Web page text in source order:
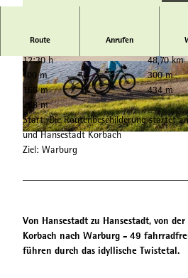
© Touristik Service Bad Arolsen, sabrinity |
© NVV, Dr. Sylvia Schmelzer |CC-BY-SA © NVV,
Route Anrufen
12:30 h
48,70 km
100 m
300 m
166 m
434 m
268 m
Start: Die Routenbeschilderung startet
und Hansestadt Korbach
Ziel: Warburg
Von Hansestadt zu Hansestadt, von
Korbach nach Warburg - 49
führen durch das idyllische Twistetal.